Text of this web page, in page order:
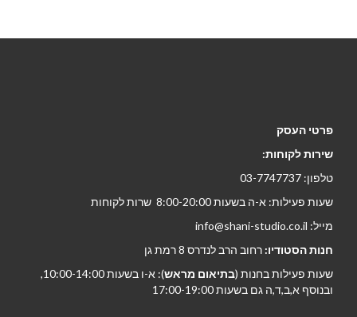
פרטי העסק
שירות לקוחות:
טלפון: 03-7747737
שעות פעילות: א-ה בשעות 8:00-20:00 שרות לקוחות
מייל: info@shani-studio.co.il
חנות הסטודיו: רחוב הרב לנדרס 8 רמת גן
שעות פעילות בחנות (בתיאום מראש
): א-ו בשעות 10:00-14:00,
ובנוסף א,ב,ד,ה גם בשעות 17:00-19:00